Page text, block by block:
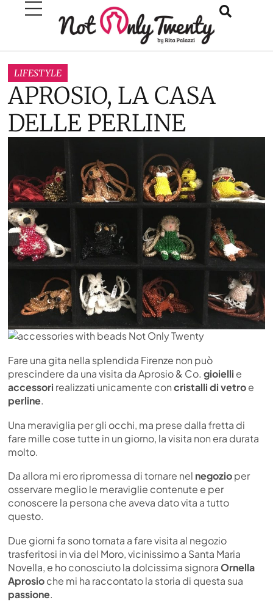
LIFESTYLE
APROSIO, LA CASA
DELLE PERLINE
Fare una gita nella splendida Firenze non può
prescindere da una visita da Aprosio & Co.gioielli e
accessori realizzati unicamente concristalli di vetroe
perline.
Una meraviglia per gli occhi, ma prese dalla fretta di
fare mille cose tutte in un giorno, la visita non era durata
molto.
Da allora mi ero ripromessa di tornare nel negozioper
osservare meglio le meraviglie contenute e per
conoscere la persona che aveva dato vita a tutto
questo.
Due giorni fa sono tornata a fare visita al negozio
trasferitosi in via del Moro, vicinissimo a Santa Maria
Novella, e ho conosciuto la dolcissima signoraOrnella
Aprosioche mi ha raccontato la storia di questa sua
passione.